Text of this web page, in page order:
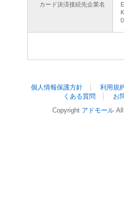
カード決済接続先企業名
個人情報保護方針
利用規
くある質問
お
Copyright アドモール